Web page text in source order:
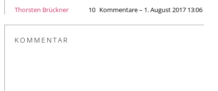
Thorsten Brückner 10 Kommentare – 1. August 2017 13:06
KOMMENTAR